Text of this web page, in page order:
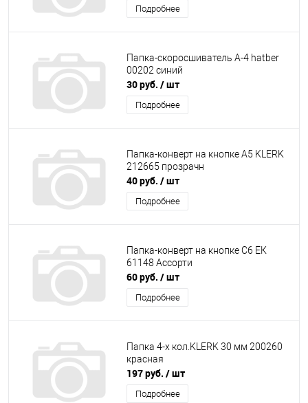
Подробнее
Папка-скоросшиватель А-4 hatber
00202 синий
30 руб. / шт
Подробнее
Папка-конверт на кнопке А5 KLERK
212665 прозрачн
40 руб. / шт
Подробнее
Папка-конверт на кнопке С6 ЕК
61148 Ассорти
60 руб. / шт
Подробнее
Папка 4-х кол.KLERK 30 мм 200260
красная
197 руб. / шт
Подробнее